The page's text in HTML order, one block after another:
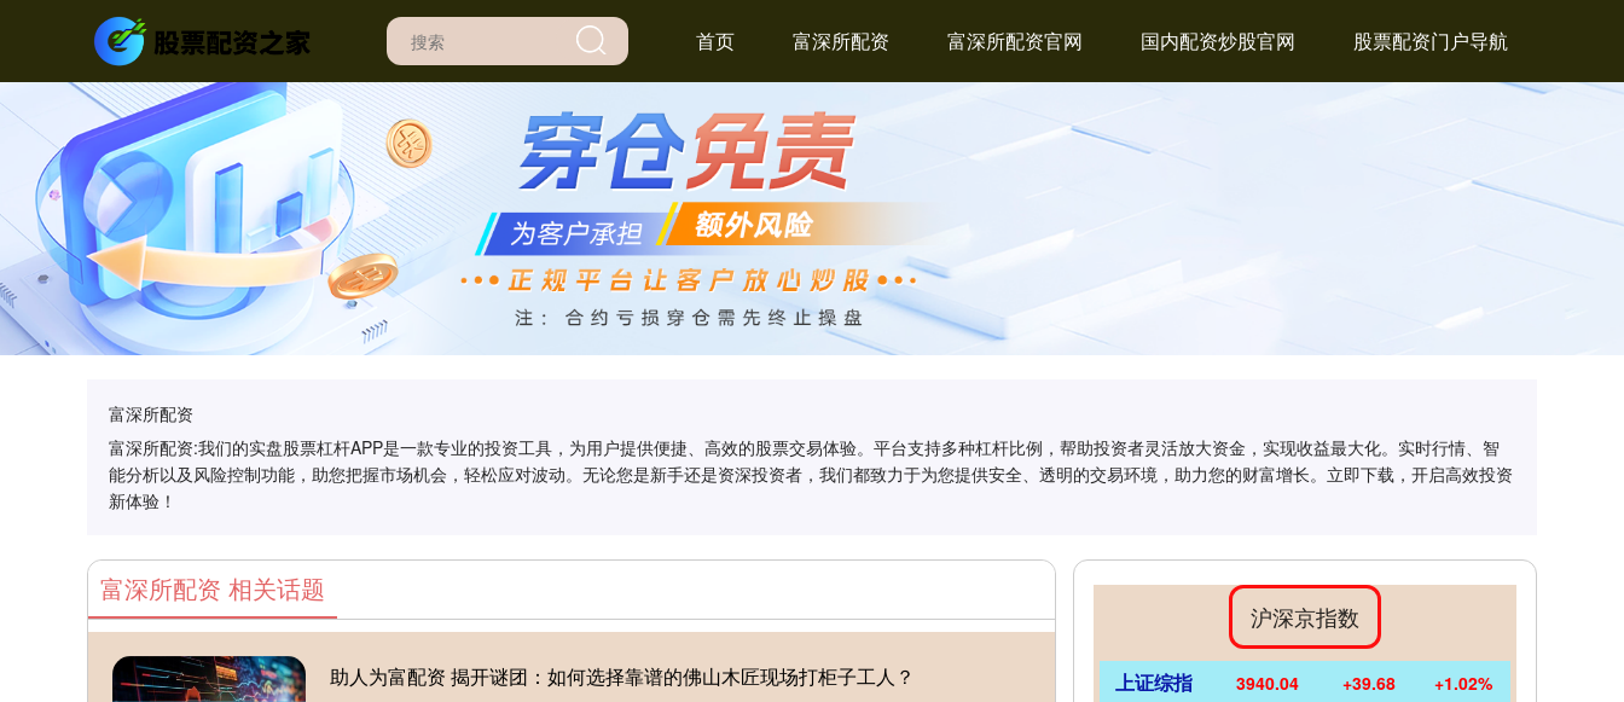
首页 富深所配资 富深所配资官网 国内配资炒股官网 股票配资门户导航
富深所配资
富深所配资:我们的实盘股票杠杆APP是一款专业的投资工具，为用户提供便捷、高效的股票交易体验。平台支持多种杠杆比例，帮助投资者灵活放大资金，实现收益最大化。实时行情、智
能分析以及风险控制功能，助您把握市场机会，轻松应对波动。无论您是新手还是资深投资者，我们都致力于为您提供安全、透明的交易环境，助力您的财富增长。立即下载，开启高效投资
新体验！
富深所配资 相关话题
助人为富配资 揭开谜团：如何选择靠谱的佛山木匠现场打柜子工人？
沪深京指数
上证综指 3940.04 +39.68 +1.02%